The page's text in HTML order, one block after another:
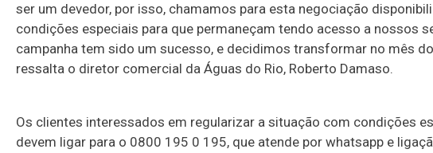
ser um devedor, por isso, chamamos para esta negociação
condições especiais para que permaneçam tendo acesso a nossos
campanha tem sido um sucesso, e decidimos transformar no mês
ressalta o diretor comercial da Águas do Rio, Roberto Damaso.
Os clientes interessados em regularizar a situação com condições
devem ligar para o 0800 195 0 195, que atende por whatsapp e